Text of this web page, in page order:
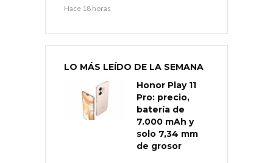
Hace 18 horas
LO MÁS LEÍDO DE LA SEMANA
Honor Play 11
Pro: precio,
batería de
7.000 mAh y
solo 7,34 mm
de grosor